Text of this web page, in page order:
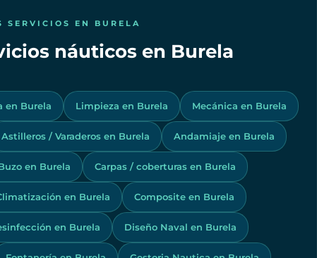
SERVICIOS EN BURELA
náuticos en Burela
en Burela Limpieza en Burela Mecánica en Burela
Astilleros / Varaderos en Burela Andamiaje en Burela
en Burela Carpas / coberturas en Burela
en Burela Composite en Burela
en Burela Diseño Naval en Burela